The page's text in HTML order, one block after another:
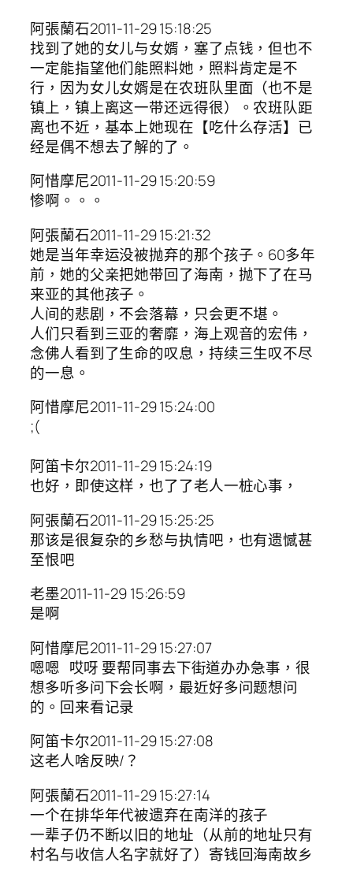
阿張蘭石2011-11-29 15:18:25
找到了她的女儿与女婿，塞了点钱，但也不
一定能指望他们能照料她，照料肯定是不
行，因为女儿女婿是在农班队里面（也不是
镇上，镇上离这一带还远得很）。农班队距
离也不近，基本上她现在【吃什么存活】已
经是偶不想去了解的了。
阿惜摩尼2011-11-29 15:20:59
惨啊。。。
阿張蘭石2011-11-29 15:21:32
她是当年幸运没被抛弃的那个孩子。60多年
前，她的父亲把她带回了海南，抛下了在马
来亚的其他孩子。
人间的悲剧，不会落幕，只会更不堪。
人们只看到三亚的奢靡，海上观音的宏伟，
念佛人看到了生命的叹息，持续三生叹不尽
的一息。
阿惜摩尼2011-11-29 15:24:00
;(
阿笛卡尔2011-11-29 15:24:19
也好，即使这样，也了了老人一桩心事，
阿張蘭石2011-11-29 15:25:25
那该是很复杂的乡愁与执情吧，也有遗憾甚
至恨吧
老墨2011-11-29 15:26:59
是啊
阿惜摩尼2011-11-29 15:27:07
嗯嗯 哎呀 要帮同事去下街道办办急事，很
想多听多问下会长啊，最近好多问题想问
的。回来看记录
阿笛卡尔2011-11-29 15:27:08
这老人啥反映/？
阿張蘭石2011-11-29 15:27:14
一个在排华年代被遗弃在南洋的孩子
一辈子仍不断以旧的地址（从前的地址只有
村名与收信人名字就好了）寄钱回海南故乡